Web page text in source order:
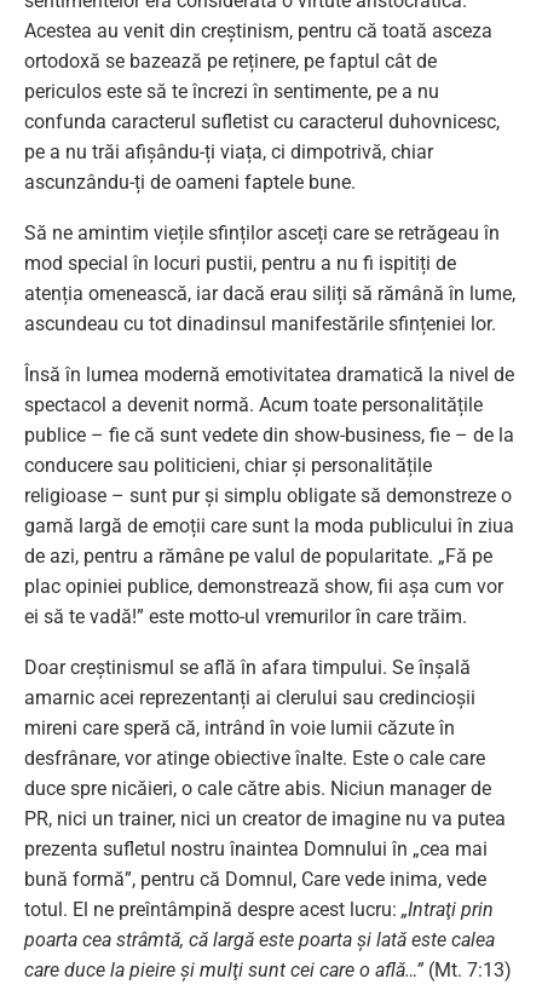
Acestea au venit din creștinism, pentru că toată asceza
ortodoxă se bazează pe reținere, pe faptul cât de
periculos este să te încrezi în sentimente, pe a nu
confunda caracterul sufletist cu caracterul duhovnicesc,
pe a nu trăi afișându-ți viața, ci dimpotrivă, chiar
ascunzându-ți de oameni faptele bune.
Să ne amintim viețile sfinților asceți care se retrăgeau în
mod special în locuri pustii, pentru a nu fi ispitiți de
atenția omenească, iar dacă erau siliți să rămână în lume,
ascundeau cu tot dinadinsul manifestările sfințeniei lor.
Însă în lumea modernă emotivitatea dramatică la nivel de
spectacol a devenit normă. Acum toate personalitățile
publice – fie că sunt vedete din show-business, fie – de la
conducere sau politicieni, chiar și personalitățile
religioase – sunt pur și simplu obligate să demonstreze o
gamă largă de emoții care sunt la moda publicului în ziua
de azi, pentru a rămâne pe valul de popularitate. „Fă pe
plac opiniei publice, demonstrează show, fii așa cum vor
ei să te vadă!” este motto-ul vremurilor în care trăim.
Doar creștinismul se află în afara timpului. Se înșală
amarnic acei reprezentanți ai clerului sau credincioșii
mireni care speră că, intrând în voie lumii căzute în
desfrânare, vor atinge obiective înalte. Este o cale care
duce spre nicăieri, o cale către abis. Niciun manager de
PR, nici un trainer, nici un creator de imagine nu va putea
prezenta sufletul nostru înaintea Domnului în „cea mai
bună formă”, pentru că Domnul, Care vede inima, vede
totul. El ne preîntâmpină despre acest lucru: „Intraţi prin
poarta cea strâmtă, că largă este poarta şi lată este calea
care duce la pieire şi mulţi sunt cei care o află…” (Mt. 7:13)